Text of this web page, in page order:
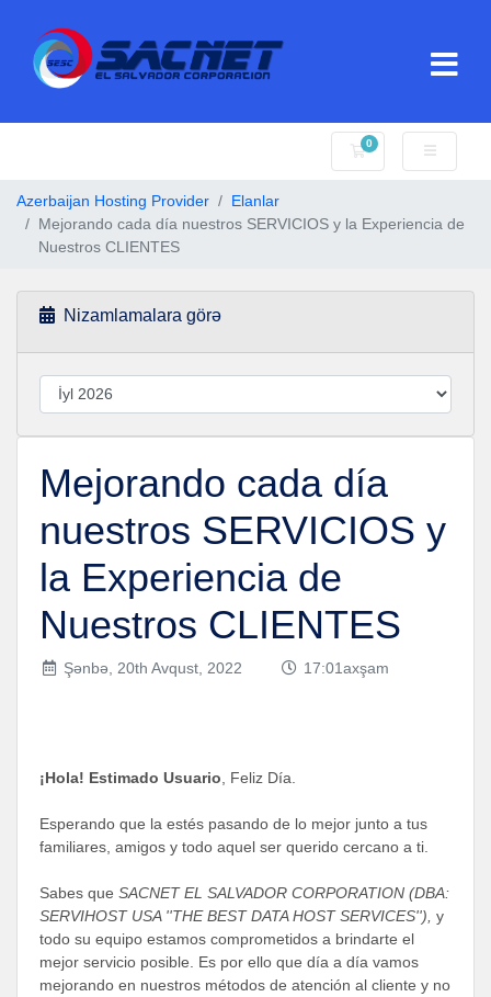
0
Səbət
Azerbaijan Hosting Provider
Elanlar
Mejorando cada día nuestros SERVICIOS y la Experiencia de
Nuestros CLIENTES
Nizamlamalara görə
Mejorando cada día
nuestros SERVICIOS y
la Experiencia de
Nuestros CLIENTES
Şənbə, 20th Avqust, 2022 17:01axşam
¡Hola! Estimado Usuario , Feliz Día.
Esperando que la estés pasando de lo mejor junto a tus
familiares, amigos y todo aquel ser querido cercano a ti.
Sabes que SACNET EL SALVADOR CORPORATION (DBA:
SERVIHOST USA ''THE BEST DATA HOST SERVICES''), y
todo su equipo estamos comprometidos a brindarte el
mejor servicio posible. Es por ello que día a día vamos
mejorando en nuestros métodos de atención al cliente y no